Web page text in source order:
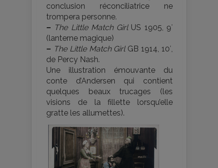
conclusion réconciliatrice ne
trompera personne.
– The Little Match GirlUS 1905, 9′
(lanterne magique)
– The Little Match GirlGB 1914, 10′,
de Percy Nash.
Une illustration émouvante du
conte d’Andersen qui contient
quelques beaux trucages (les
visions de la fillette lorsqu’elle
gratte les allumettes).